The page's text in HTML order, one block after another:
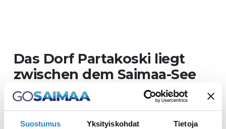
Suostumus Yksityiskohdat Tietoja
Das Dorf Partakoski liegt
zwischen dem Saimaa-See
und dem Kuolimo-See
Das Dorf verfügt über zwei